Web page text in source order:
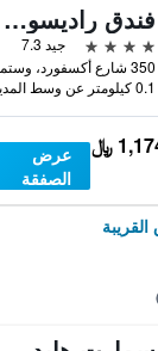
فندق راديسون بلو، لندن بوند ستريت
4 نجوم
جيد 7.3
0.1 كيلومتر عن وسط المدينة
﷼
عرض
الصفقة